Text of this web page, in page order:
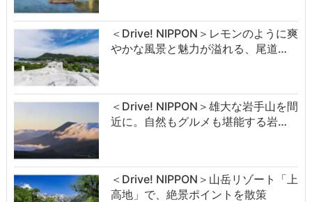
＜Drive! NIPPON＞レモンのように爽
やかな風景と魅力が溢れる、尾道…
＜Drive! NIPPON＞雄大な岩手山を間
近に。自然もグルメも堪能する岩…
＜Drive! NIPPON＞山岳リゾート「上
高地」で、絶景ポイントを散策